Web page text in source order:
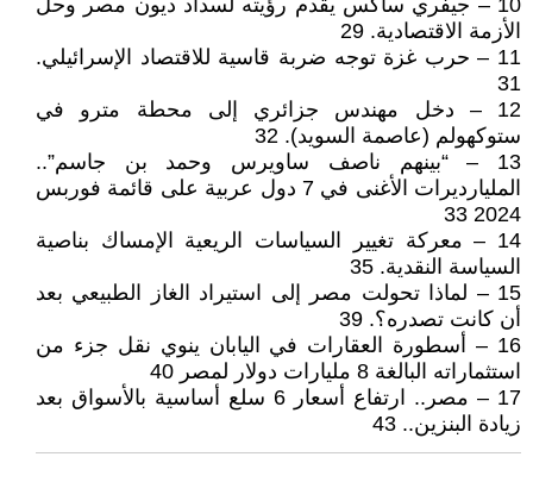
10 – جيفري ساكس يقدم رؤيته لسداد ديون مصر وحل
الأزمة الاقتصادية. 29
11 – حرب غزة توجه ضربة قاسية للاقتصاد الإسرائيلي.
31
12 – دخل مهندس جزائري إلى محطة مترو في
ستوكهولم (عاصمة السويد). 32
13 – “بينهم ناصف ساويرس وحمد بن جاسم”..
المليارديرات الأغنى في 7 دول عربية على قائمة فوربس
2024 33
14 – معركة تغيير السياسات الريعية الإمساك بناصية
السياسة النقدية. 35
15 – لماذا تحولت مصر إلى استيراد الغاز الطبيعي بعد
أن كانت تصدره؟. 39
16 – أسطورة العقارات في اليابان ينوي نقل جزء من
استثماراته البالغة 8 مليارات دولار لمصر 40
17 – مصر.. ارتفاع أسعار 6 سلع أساسية بالأسواق بعد
زيادة البنزين.. 43